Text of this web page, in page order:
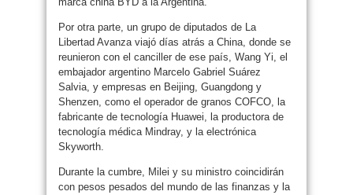
Por otra parte, un grupo de diputados de La
Libertad Avanza viajó días atrás a China, donde se
reunieron con el canciller de ese país, Wang Yi, el
embajador argentino Marcelo Gabriel Suárez
Salvia, y empresas en Beijing, Guangdong y
Shenzen, como el operador de granos COFCO, la
fabricante de tecnología Huawei, la productora de
tecnología médica Mindray, y la electrónica
Skyworth.
Durante la cumbre, Milei y su ministro coincidirán
con pesos pesados del mundo de las finanzas y la